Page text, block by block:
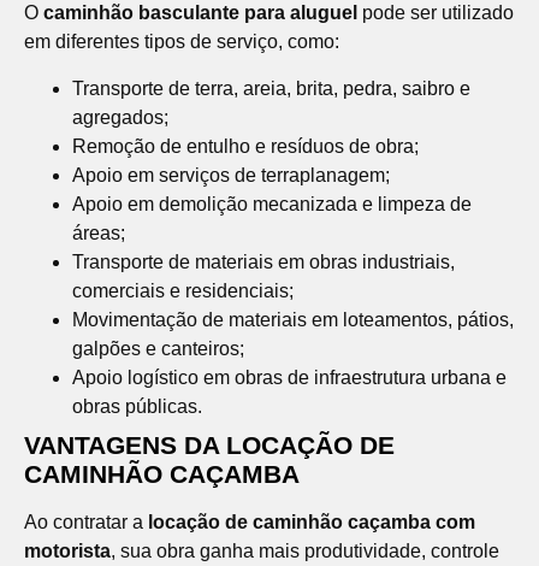
O caminhão basculante para aluguel pode ser utilizado
em diferentes tipos de serviço, como:
Transporte de terra, areia, brita, pedra, saibro e
agregados;
Remoção de entulho e resíduos de obra;
Apoio em serviços de terraplanagem;
Apoio em demolição mecanizada e limpeza de
áreas;
Transporte de materiais em obras industriais,
comerciais e residenciais;
Movimentação de materiais em loteamentos, pátios,
galpões e canteiros;
Apoio logístico em obras de infraestrutura urbana e
obras públicas.
VANTAGENS DA LOCAÇÃO DE
CAMINHÃO CAÇAMBA
Ao contratar a locação de caminhão caçamba com
motorista, sua obra ganha mais produtividade, controle